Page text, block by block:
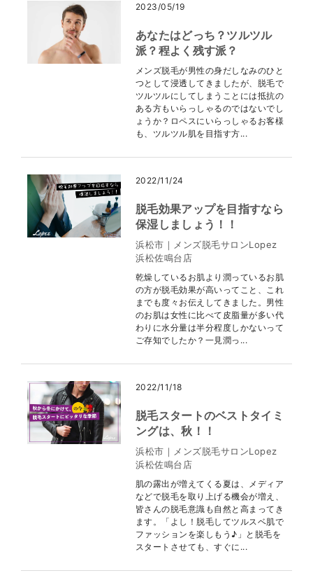
2023/05/19
あなたはどっち？ツルツル
派？程よく残す派？
メンズ脱毛が男性の身だしなみのひと
つとして浸透してきましたが、脱毛で
ツルツルにしてしまうことには抵抗の
ある方もいらっしゃるのではないでし
ょうか？ロペスにいらっしゃるお客様
も、ツルツル肌を目指す方...
2022/11/24
脱毛効果アップを目指すなら
保湿しましょう！！
浜松市｜メンズ脱毛サロンLopez
浜松佐鳴台店
乾燥しているお肌より潤っているお肌
の方が脱毛効果が高いってこと、これ
までも度々お伝えしてきました。男性
のお肌は女性に比べて皮脂量が多い代
わりに水分量は半分程度しかないって
ご存知でしたか？一見潤っ...
2022/11/18
脱毛スタートのベストタイミ
ングは、秋！！
浜松市｜メンズ脱毛サロンLopez
浜松佐鳴台店
肌の露出が増えてくる夏は、メディア
などで脱毛を取り上げる機会が増え、
皆さんの脱毛意識も自然と高まってき
ます。「よし！脱毛してツルスベ肌で
ファッションを楽しもう♪」と脱毛を
スタートさせても、すぐに...